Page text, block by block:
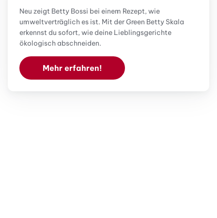
Neu zeigt Betty Bossi bei einem Rezept, wie
umweltverträglich es ist. Mit der Green Betty Skala
erkennst du sofort, wie deine Lieblingsgerichte
ökologisch abschneiden.
Mehr erfahren!